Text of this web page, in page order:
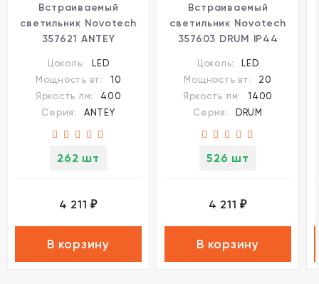
Встраиваемый
светильник Novotech
357621 ANTEY
10W
Цоколь:
LED
Мощность вт:
10
Яркость лм:
400
Серия:
ANTEY
262 шт
4 211₽
В корзину
Встраиваемый
светильник Novotech
357603 DRUM IP44
20W
Цоколь:
LED
Мощность вт:
20
Яркость лм:
1400
Серия:
DRUM
526 шт
4 211₽
В корзину